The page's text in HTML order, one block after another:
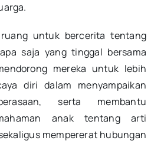
untuk bercerita tentang
saja yang tinggal bersama
mereka untuk lebih
diri dalam menyampaikan
serta membantu
anak tentang arti
mempererat hubungan